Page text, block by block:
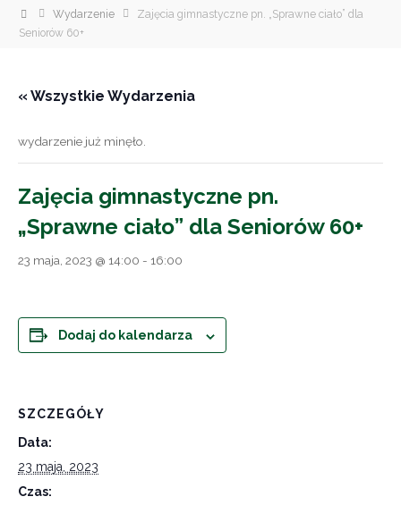
Strona
główna
Wydarzenie
Zajęcia gimnastyczne pn. „Sprawne ciało” dla
Seniorów 60+
« Wszystkie Wydarzenia
wydarzenie już minęło.
Zajęcia gimnastyczne pn.
„Sprawne ciało” dla Seniorów 60+
23 maja, 2023 @ 14:00 - 16:00
Dodaj do kalendarza
SZCZEGÓŁY
Data:
23 maja, 2023
Czas: